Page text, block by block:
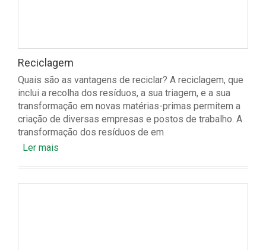
Reciclagem
Quais são as vantagens de reciclar? A reciclagem, que
inclui a recolha dos resíduos, a sua triagem, e a sua
transformação em novas matérias-primas permitem a
criação de diversas empresas e postos de trabalho. A
transformação dos resíduos de em
Ler mais